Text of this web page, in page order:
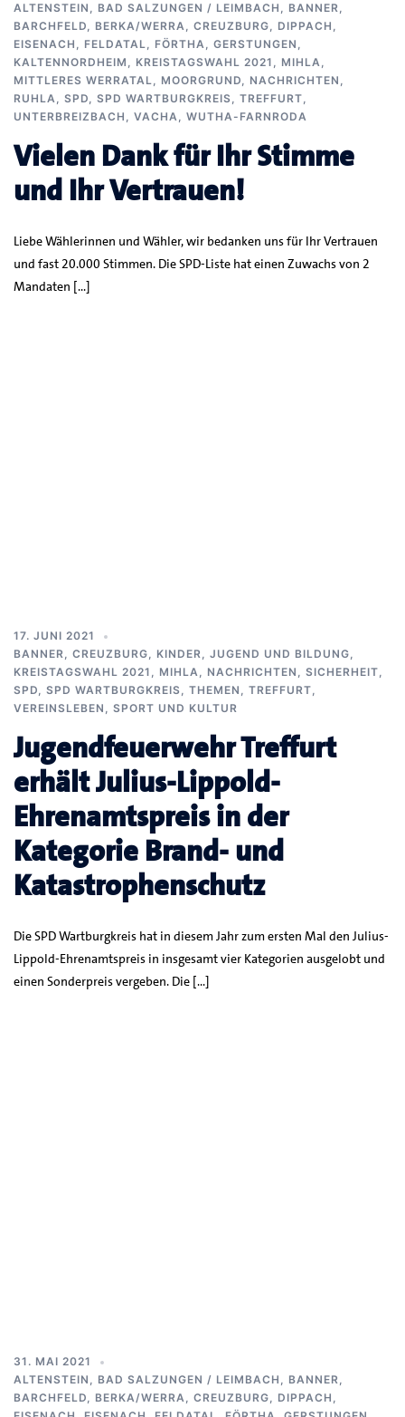
ALTENSTEIN , BAD SALZUNGEN / LEIMBACH , BANNER,
BARCHFELD, BERKA/WERRA, CREUZBURG, DIPPACH ,
EISENACH , FELDATAL, FÖRTHA, GERSTUNGEN ,
KALTENNORDHEIM , KREISTAGSWAHL 2021 , MIHLA,
MITTLERES WERRATAL, MOORGRUND, NACHRICHTEN ,
RUHLA, SPD, SPD WARTBURGKREIS, TREFFURT,
UNTERBREIZBACH , VACHA, WUTHA-FARNRODA
Vielen Dank für Ihr Stimme
und Ihr Vertrauen!
Liebe Wählerinnen und Wähler, wir bedanken uns für Ihr Vertrauen
und fast 20.000 Stimmen. Die SPD-Liste hat einen Zuwachs von 2
Mandaten […]
17. JUNI 2021
BANNER
CREUZBURG KINDER, JUGEND UND BILDUNG
KREISTAGSWAHL 2021
MIHLA NACHRICHTEN SICHERHEIT
SPD
SPD WARTBURGKREIS THEMEN TREFFURT
VEREINSLEBEN, SPORT UND KULTUR
Jugendfeuerwehr Treffurt
erhält Julius-Lippold-
Ehrenamtspreis in der
Kategorie Brand- und
Katastrophenschutz
Die SPD Wartburgkreis hat in diesem Jahr zum ersten Mal den Julius-
Lippold-Ehrenamtspreis in insgesamt vier Kategorien ausgelobt und
einen Sonderpreis vergeben. Die […]
31. MAI 2021
ALTENSTEIN , BAD SALZUNGEN / LEIMBACH , BANNER,
BARCHFELD, BERKA/WERRA, CREUZBURG, DIPPACH ,